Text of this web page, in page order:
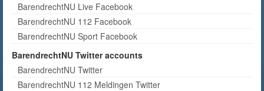
BarendrechtNU Live Facebook
BarendrechtNU 112 Facebook
BarendrechtNU Sport Facebook
BarendrechtNU Twitter accounts
BarendrechtNU Twitter
BarendrechtNU 112 Meldingen Twitter